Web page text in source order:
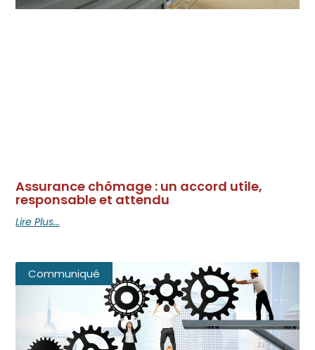
Assurance chômage : un accord utile,
responsable et attendu
Lire Plus...
Communiqué